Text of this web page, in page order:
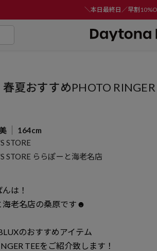
＼本日最終日／早割
春夏おすすめPHOTO RINGER
164cm
STORE
STORE ららぽーと海老名店
は！
海老名店の桑原です☻
のおすすめアイテム
TEEをご紹介致します！